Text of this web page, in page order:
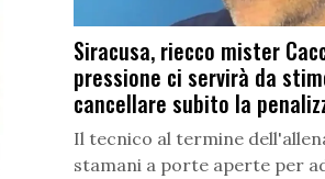
Siracusa, riecco mister
pressione ci servirà da
cancellare subito la
Il tecnico al termine
stamani a porte aperte per